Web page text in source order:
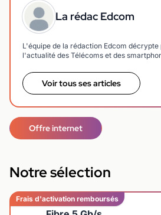
La rédac Edcom
L'équipe de la rédaction Edcom
l'actualité des Télécoms et des
Voir tous ses articles
Offre internet
Notre sélection
Frais d'activation remboursés